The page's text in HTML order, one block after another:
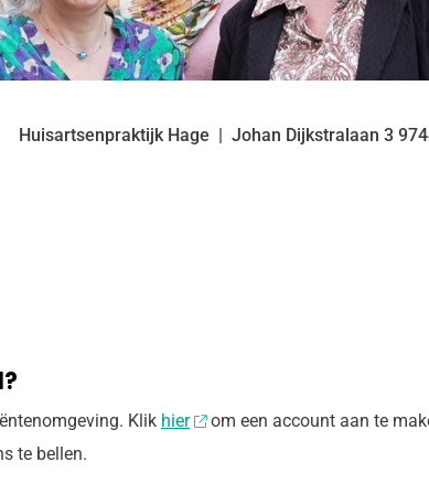
Huisartsenpraktijk Hage Johan Dijkstralaan 3
Klik hier
om een account aan te
te bellen.